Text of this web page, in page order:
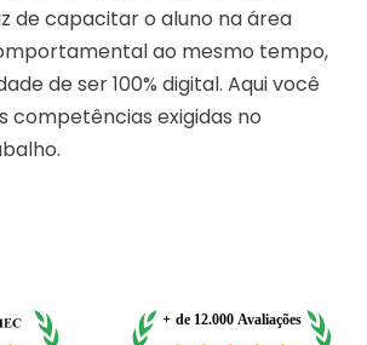
de capacitar o aluno na área
ao mesmo tempo,
de ser 100% digital. Aqui você
competências exigidas no